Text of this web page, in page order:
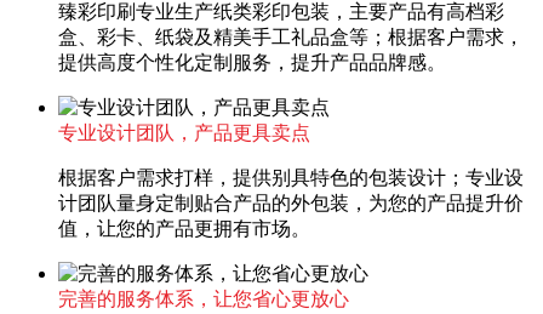
臻彩印刷专业生产纸类彩印包装，主要产品有高档彩
盒、彩卡、纸袋及精美手工礼品盒等；根据客户需求，
提供高度个性化定制服务，提升产品品牌感。
专业设计团队，产品更具卖点
根据客户需求打样，提供别具特色的包装设计；专业设
计团队量身定制贴合产品的外包装，为您的产品提升价
值，让您的产品更拥有市场。
完善的服务体系，让您省心更放心